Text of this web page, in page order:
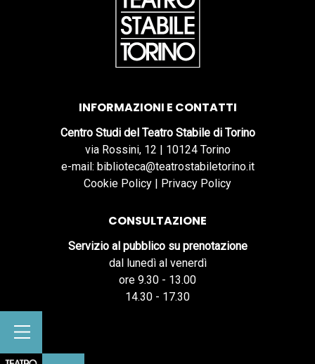
INFORMAZIONI E CONTATTI
Centro Studi del Teatro Stabile di Torino
via Rossini, 12 | 10124 Torino
e-mail: biblioteca@teatrostabiletorino.it
Cookie Policy | Privacy Policy
CONSULTAZIONE
Servizio al pubblico su prenotazione
dal lunedì al venerdì
ore 9.30 - 13.00
14.30 - 17.30